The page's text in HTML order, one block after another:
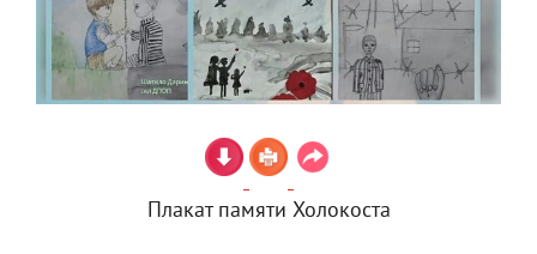
Плакат памяти Холокоста